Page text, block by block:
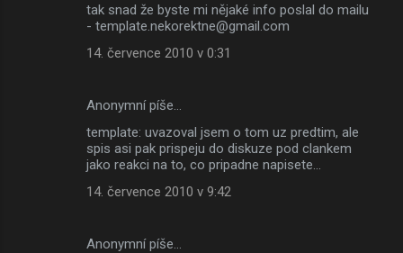
tak snad že byste mi nějaké info poslal do mailu
- template.nekorektne@gmail.com
14. července 2010 v 0:31
Anonymní píše…
template: uvazoval jsem o tom uz predtim, ale
spis asi pak prispeju do diskuze pod clankem
jako reakci na to, co pripadne napisete...
14. července 2010 v 9:42
Anonymní píše…